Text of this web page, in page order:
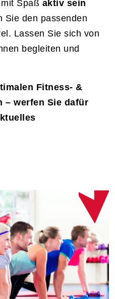
Spaß aktiv sein
Sie den passenden
Lassen Sie sich von
begleiten und
Fitness- &
werfen Sie dafür